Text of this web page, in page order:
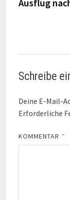
Ausflug
Schreibe
Deine E-Mail-
Erforderliche
KOMMENTAR *